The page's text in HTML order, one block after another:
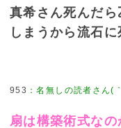
真希さん死んだ
しまうから流石
953 ：名無しの読者さん(
扇は構築術式なの